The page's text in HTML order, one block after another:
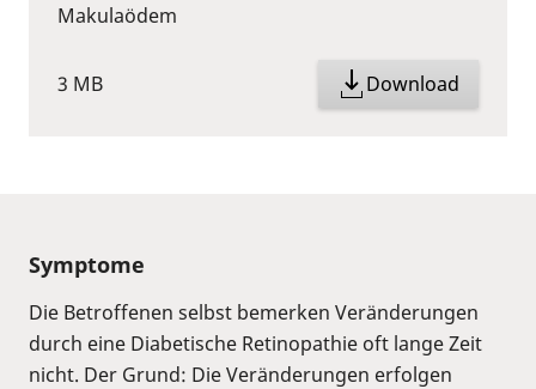
Makulaödem
3 MB Download
Symptome
Die Betroffenen selbst bemerken Veränderungen
durch eine Diabetische Retinopathie oft lange Zeit
nicht. Der Grund: Die Veränderungen erfolgen